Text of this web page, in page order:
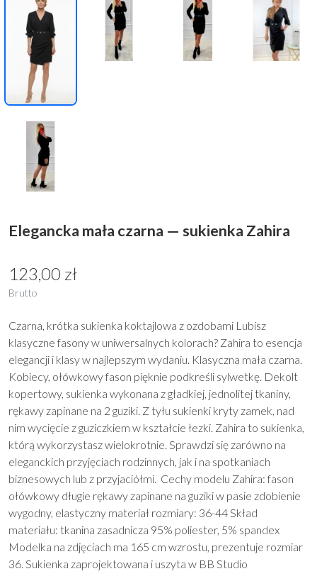
Elegancka mała czarna — sukienka Zahira
123,00 zł
Brutto
Czarna, krótka sukienka koktajlowa z ozdobami Lubisz
klasyczne fasony w uniwersalnych kolorach? Zahira to esencja
elegancji i klasy w najlepszym wydaniu. Klasyczna mała czarna.
Kobiecy, ołówkowy fason pięknie podkreśli sylwetkę. Dekolt
kopertowy, sukienka wykonana z gładkiej, jednolitej tkaniny,
rękawy zapinane na 2 guziki. Z tyłu sukienki kryty zamek, nad
nim wycięcie z guziczkiem w kształcie łezki. Zahira to sukienka,
którą wykorzystasz wielokrotnie. Sprawdzi się zarówno na
eleganckich przyjęciach rodzinnych, jak i na spotkaniach
biznesowych lub z przyjaciółmi. Cechy modelu Zahira: fason
ołówkowy długie rękawy zapinane na guziki w pasie zdobienie
wygodny, elastyczny materiał rozmiary: 36-44 Skład
materiału: tkanina zasadnicza 95% poliester, 5% spandex
Modelka na zdjęciach ma 165 cm wzrostu, prezentuje rozmiar
36. Sukienka zaprojektowana i uszyta w BB Studio